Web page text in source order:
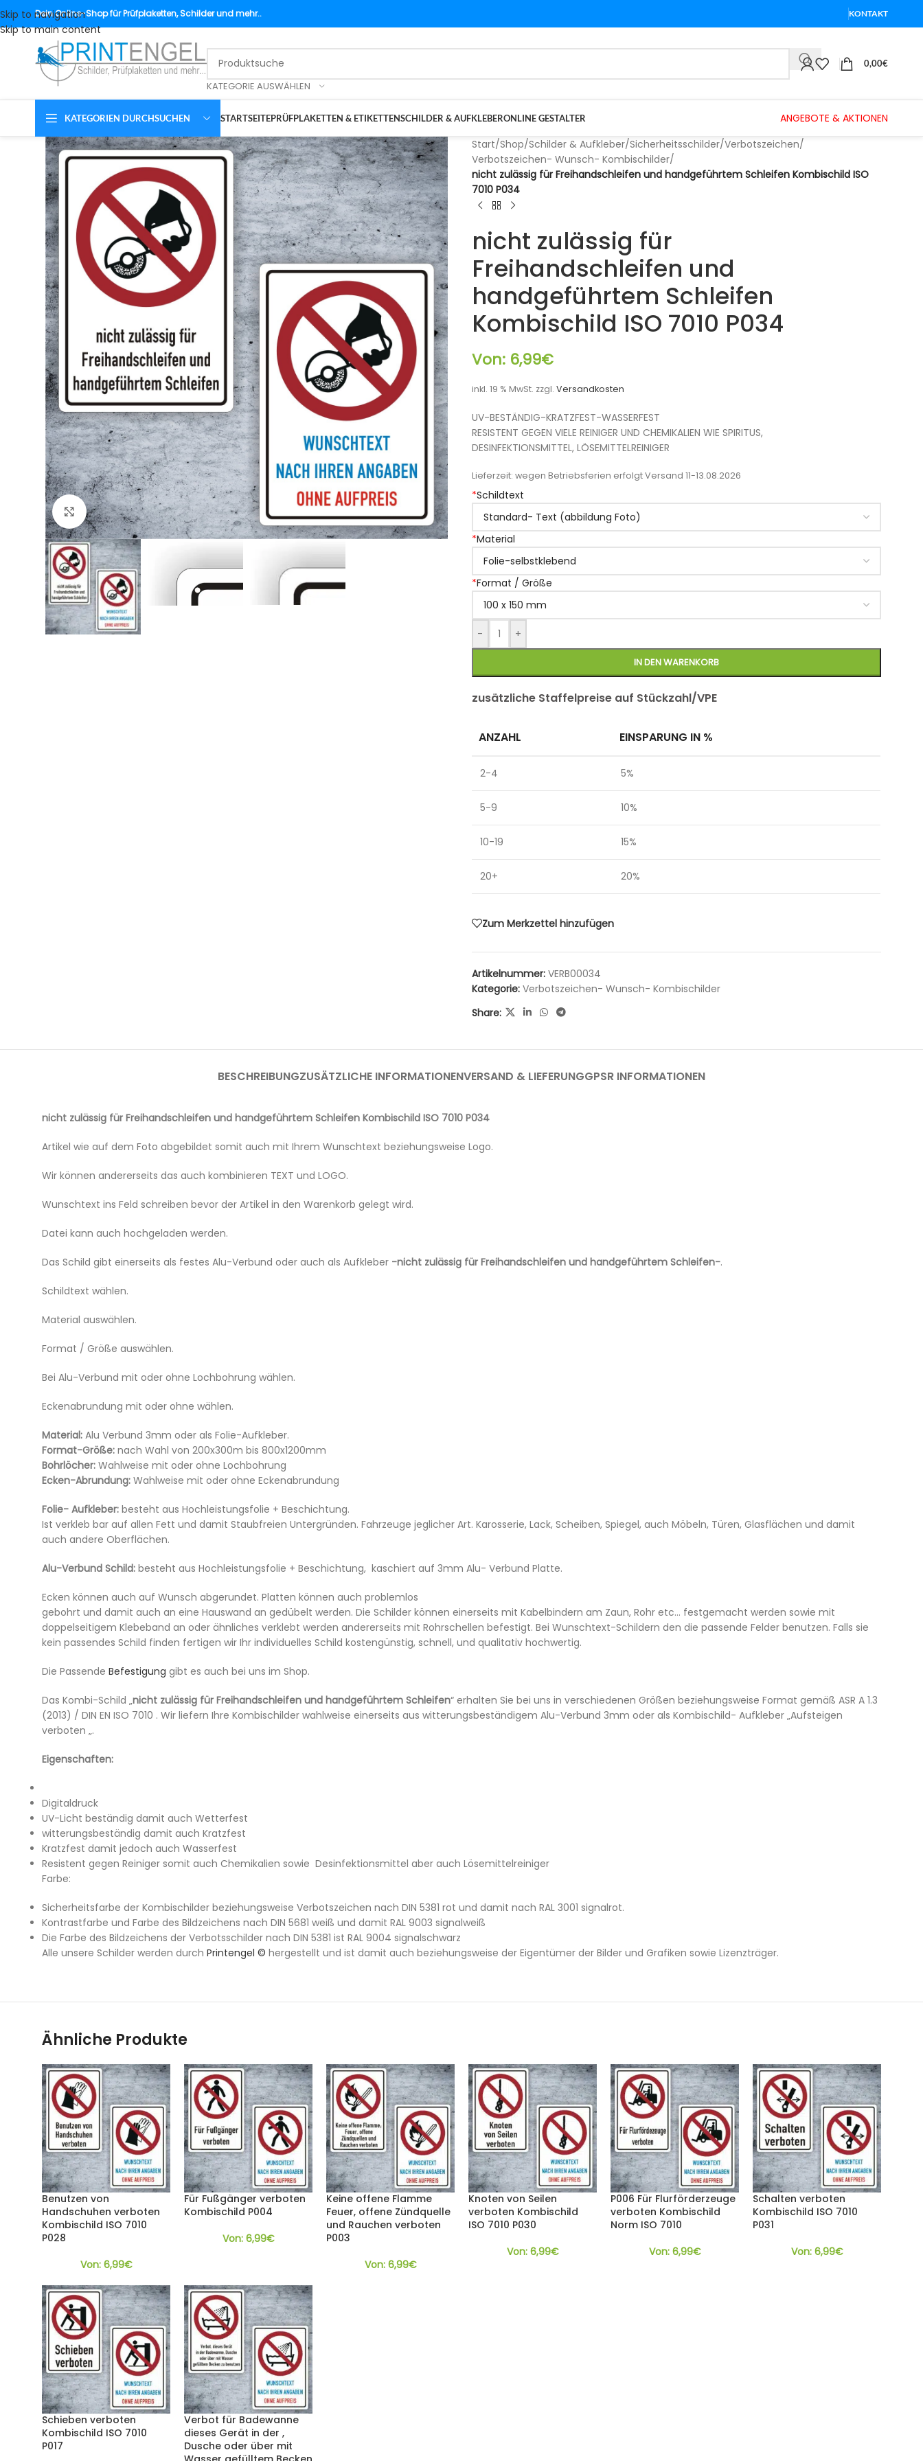
Skip to navigation
Skip to main content
DeinOnline-Shop für Prüfplaketten, Schilder und mehr.. KONTAKT
KATEGORIE AUSWÄHLEN
0,00€
KATEGORIEN DURCHSUCHEN STARTSEITEPRÜFPLAKETTEN & ETIKETTENSCHILDER & AUFKLEBERONLINE GESTALTER ANGEBOTE & AKTIONEN
Klicken zum Vergrößern
Start/Shop/Schilder & Aufkleber/Sicherheitsschilder/Verbotszeichen/
Verbotszeichen- Wunsch- Kombischilder/
nicht zulässig für Freihandschleifen und handgeführtem Schleifen Kombischild ISO
7010 P034
nicht zulässig für
Freihandschleifen und
handgeführtem Schleifen
Kombischild ISO 7010 P034
Von: 6,99€
inkl. 19 % MwSt. zzgl. Versandkosten
UV-BESTÄNDIG-KRATZFEST-WASSERFEST
RESISTENT GEGEN VIELE REINIGER UND CHEMIKALIEN WIE SPIRITUS,
DESINFEKTIONSMITTEL, LÖSEMITTELREINIGER
Lieferzeit: wegen Betriebsferien erfolgt Versand 11-13.08.2026
*Schildtext
*Material
*Format / Größe
- +
IN DEN WARENKORB
zusätzliche Staffelpreise auf Stückzahl/VPE
ANZAHL EINSPARUNG IN %
2-4 5%
5-9 10%
10-19 15%
20+ 20%
Zum Merkzettel hinzufügen
Artikelnummer: VERB00034
Kategorie: Verbotszeichen- Wunsch- Kombischilder
Share:
BESCHREIBUNGZUSÄTZLICHE INFORMATIONENVERSAND & LIEFERUNGGPSR INFORMATIONEN
nicht zulässig für Freihandschleifen und handgeführtem Schleifen Kombischild ISO 7010 P034
Artikel wie auf dem Foto abgebildet somit auch mit Ihrem Wunschtext beziehungsweise Logo.
Wir können andererseits das auch kombinieren TEXT und LOGO.
Wunschtext ins Feld schreiben bevor der Artikel in den Warenkorb gelegt wird.
Datei kann auch hochgeladen werden.
Das Schild gibt einerseits als festes Alu-Verbund oder auch als Aufkleber -nicht zulässig für Freihandschleifen und handgeführtem Schleifen-.
Schildtext wählen.
Material auswählen.
Format / Größe auswählen.
Bei Alu-Verbund mit oder ohne Lochbohrung wählen.
Eckenabrundung mit oder ohne wählen.
Material: Alu Verbund 3mm oder als Folie-Aufkleber.
Format-Größe: nach Wahl von 200x300m bis 800x1200mm
Bohrlöcher: Wahlweise mit oder ohne Lochbohrung
Ecken-Abrundung: Wahlweise mit oder ohne Eckenabrundung
Folie- Aufkleber: besteht aus Hochleistungsfolie + Beschichtung.
Ist verkleb bar auf allen Fett und damit Staubfreien Untergründen. Fahrzeuge jeglicher Art. Karosserie, Lack, Scheiben, Spiegel, auch Möbeln, Türen, Glasflächen und damit
auch andere Oberflächen.
Alu-Verbund Schild: besteht aus Hochleistungsfolie + Beschichtung, kaschiert auf 3mm Alu- Verbund Platte.
Ecken können auch auf Wunsch abgerundet. Platten können auch problemlos
gebohrt und damit auch an eine Hauswand an gedübelt werden. Die Schilder können einerseits mit Kabelbindern am Zaun, Rohr etc… festgemacht werden sowie mit
doppelseitigem Klebeband an oder ähnliches verklebt werden andererseits mit Rohrschellen befestigt. Bei Wunschtext-Schildern den die passende Felder benutzen. Falls sie
kein passendes Schild finden fertigen wir Ihr individuelles Schild kostengünstig, schnell, und qualitativ hochwertig.
Die Passende Befestigung gibt es auch bei uns im Shop.
Das Kombi-Schild „nicht zulässig für Freihandschleifen und handgeführtem Schleifen“ erhalten Sie bei uns in verschiedenen Größen beziehungsweise Format gemäß ASR A 1.3
(2013) / DIN EN ISO 7010 . Wir liefern Ihre Kombischilder wahlweise einerseits aus witterungsbeständigem Alu-Verbund 3mm oder als Kombischild- Aufkleber „Aufsteigen
verboten „.
Eigenschaften:
Digitaldruck
UV-Licht beständig damit auch Wetterfest
witterungsbeständig damit auch Kratzfest
Kratzfest damit jedoch auch Wasserfest
Resistent gegen Reiniger somit auch Chemikalien sowie Desinfektionsmittel aber auch Lösemittelreiniger
Farbe:
Sicherheitsfarbe der Kombischilder beziehungsweise Verbotszeichen nach DIN 5381 rot und damit nach RAL 3001 signalrot.
Kontrastfarbe und Farbe des Bildzeichens nach DIN 5681 weiß und damit RAL 9003 signalweiß
Die Farbe des Bildzeichens der Verbotsschilder nach DIN 5381 ist RAL 9004 signalschwarz
Alle unsere Schilder werden durch Printengel © hergestellt und ist damit auch beziehungsweise der Eigentümer der Bilder und Grafiken sowie Lizenzträger.
Ähnliche Produkte
Benutzen von
Handschuhen verboten
Kombischild ISO 7010
P028
Von: 6,99€
Für Fußgänger verboten
Kombischild P004
Von: 6,99€
Keine offene Flamme
Feuer, offene Zündquelle
und Rauchen verboten
P003
Von: 6,99€
Knoten von Seilen
verboten Kombischild
ISO 7010 P030
Von: 6,99€
P006 Für Flurförderzeuge
verboten Kombischild
Norm ISO 7010
Von: 6,99€
Schalten verboten
Kombischild ISO 7010
P031
Von: 6,99€
Schieben verboten
Kombischild ISO 7010
P017
Verbot für Badewanne
dieses Gerät in der ,
Dusche oder über mit